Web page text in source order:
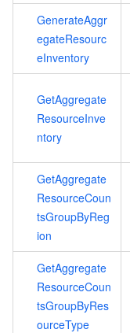
GenerateAggr
egateResourc
eInventory
GetAggregate
ResourceInve
ntory
GetAggregate
ResourceCoun
tsGroupByReg
ion
GetAggregate
ResourceCoun
tsGroupByRes
ourceType